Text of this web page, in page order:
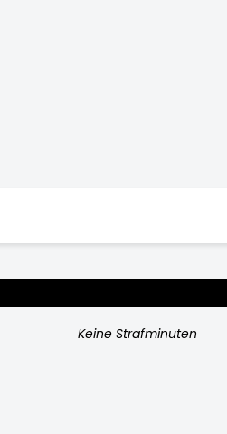
Keine Strafminuten